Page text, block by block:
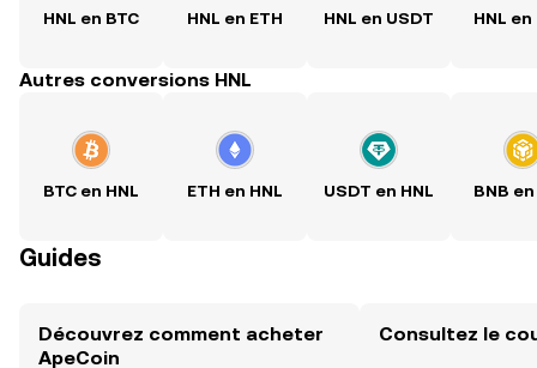
HNL en BTC HNL en ETH HNL en USDT HNL en
Autres conversions HNL
BTC en HNL ETH en HNL USDT en HNL BNB en
Guides
Découvrez comment acheter
ApeCoin
Consultez le